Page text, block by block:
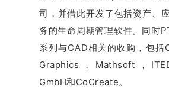
司，并借此开发了包括资产、
务的生命周期管理软件。同时
系列与CAD相关的收购，包括
Graphics，Mathsoft，
GmbH和CoCreate。